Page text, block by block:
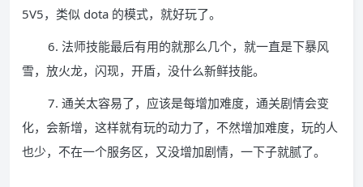
5V5，类似 dota 的模式，就好玩了。
6. 法师技能最后有用的就那么几个，就一直是下暴风
雪，放火龙，闪现，开盾，没什么新鲜技能。
7. 通关太容易了，应该是每增加难度，通关剧情会变
化，会新增，这样就有玩的动力了，不然增加难度，玩的人
也少，不在一个服务区，又没增加剧情，一下子就腻了。